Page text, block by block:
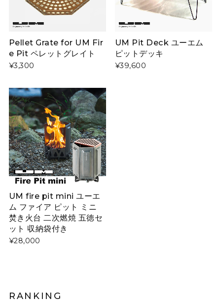
Pellet Grate for UM Fir
e Pit ペレットグレイト
¥3,300
UM Pit Deck ユーエム
ピットデッキ
¥39,600
UM fire pit mini ユーエ
ム ファイア ピット ミニ
焚き火台 二次燃焼 五徳セ
ット 収納袋付き
¥28,000
RANKING